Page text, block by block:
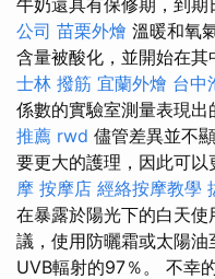
牛奶還具有保修期，到期
公司 苗栗外燴 溫暖和氧
含量被酸化，並開始在其
士林 撥筋 宜蘭外燴 台中
係數的實驗室測量表現出
推薦 rwd 儘管差異並不
要更大的護理，因此可以
摩 按摩店 經絡按摩教學
在暴露於陽光下的白天
議，使用防曬霜或太陽
UVB輻射的97％。 不幸